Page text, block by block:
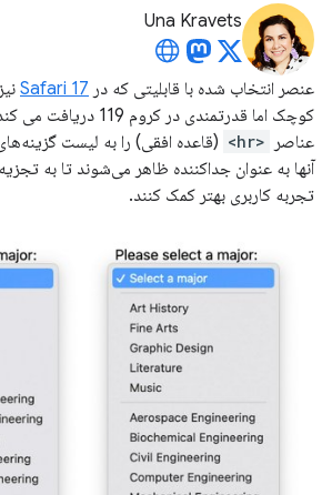
Una Kravets
عنصر انتخاب شده با قابلیتی که در Safari 17
کوچک اما قدرتمندی در کروم
عناصر
<hr>
(قاعده افقی) را به لیست
آنها به عنوان جداکننده ظاهر می‌شوند تا به
تجربه کاربری بهتر کمک کنند.